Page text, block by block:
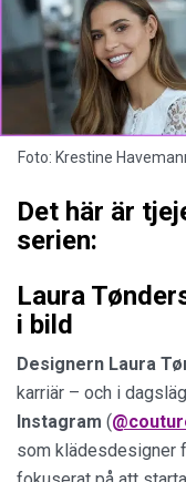
Foto: Krestine
Det här är
serien:
Laura
i bild
Designern Laura
karriär – och i
Instagram (
som klädesdesigner